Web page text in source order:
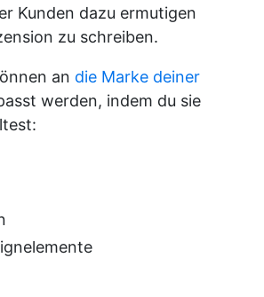
Kunden dazu ermutigen
zu schreiben.
an die Marke deiner
werden, indem du sie